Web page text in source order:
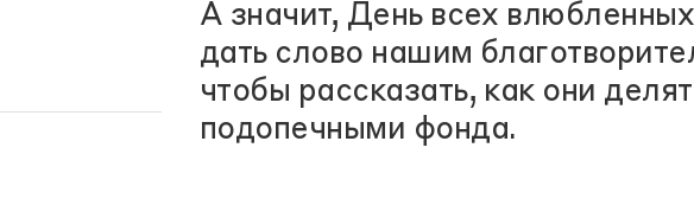
А значит, День всех
дать слово нашим
чтобы рассказать, как они
подопечными фонда.